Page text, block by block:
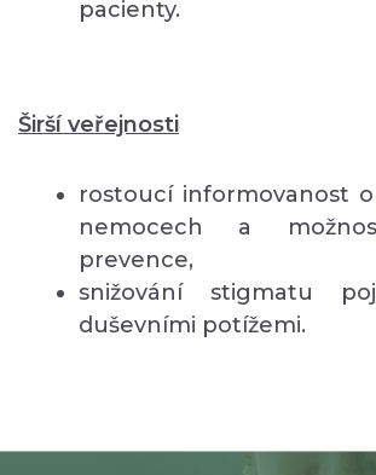
pacienty.
Širší veřejnosti
rostoucí informovanost
nemocech a
prevence,
snižování stigmatu
duševními potížemi.